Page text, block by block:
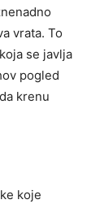
vrata. To
se javlja
pogled
krenu
koje